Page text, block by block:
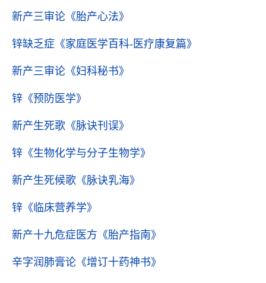
新产三审论 《胎产心法》
锌缺乏症 《家庭医学百科-医疗康复篇》
新产三审论 《妇科秘书》
锌 《预防医学》
新产生死歌 《脉诀刊误》
锌 《生物化学与分子生物学》
新产生死候歌 《脉诀乳海》
锌 《临床营养学》
新产十九危症医方 《胎产指南》
辛字润肺膏论 《增订十药神书》